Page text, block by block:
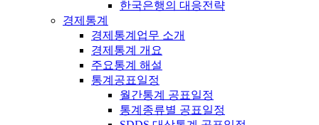
한국은행의 대응전략
경제통계
경제통계업무 소개
경제통계 개요
주요통계 해설
통계공표일정
월간통계 공표일정
통계종류별 공표일정